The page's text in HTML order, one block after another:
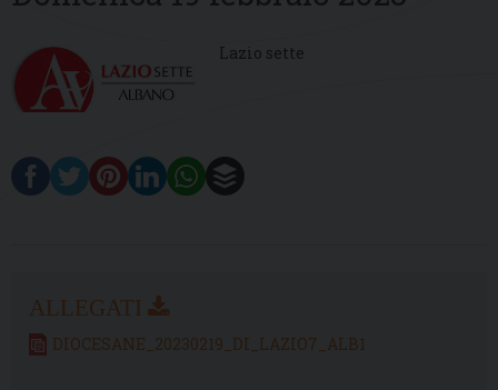
Lazio sette
DIOCESANE_20230219_DI_LAZIO7_ALB1